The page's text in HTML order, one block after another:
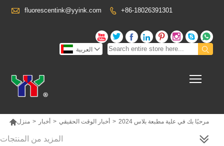
 fluorescentink@yyink.com  +86-18026391301
      


العربية 
منزل > أخبار > أخبار الوقت الحقيقي > مرحبًا بك في علية مطبعة بلاس 2024
المزيد من المنتجات